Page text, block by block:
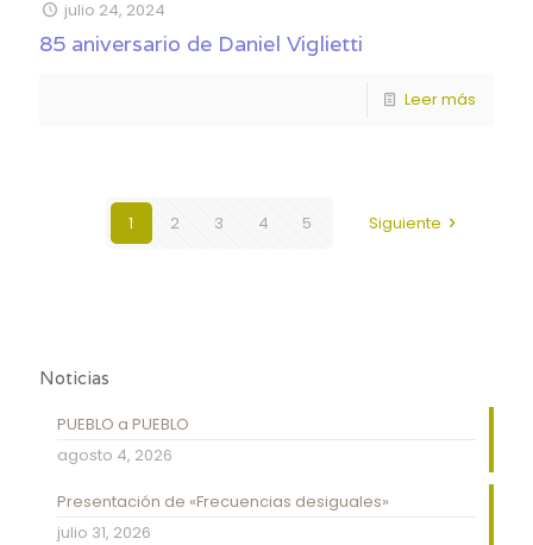
julio 24, 2024
85 aniversario de Daniel Viglietti
Leer más
1 2 3 4 5 Siguiente
Noticias
PUEBLO a PUEBLO
agosto 4, 2026
Presentación de «Frecuencias desiguales»
julio 31, 2026